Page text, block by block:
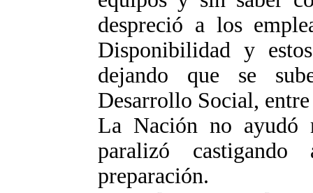
despreció a los
Disponibilidad y
dejando que se
Desarrollo Social,
La Nación no ayudó
paralizó
preparación.